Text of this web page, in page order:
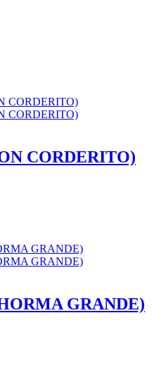
CORDERITO)
GRANDE)